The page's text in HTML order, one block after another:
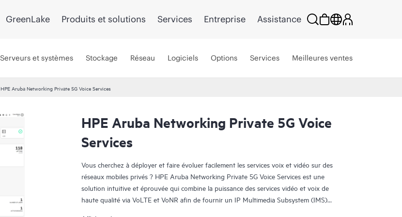
GreenLake Produits et solutions Services Entreprise Assistance
Serveurs et systèmes Stockage Réseau Logiciels Options Services Meilleures ventes
HPE Aruba Networking Private 5G Voice Services
HPE Aruba Networking Private 5G Voice
Services
Vous cherchez à déployer et faire évoluer facilement les services voix et vidéo sur des
réseaux mobiles privés ? HPE Aruba Networking Private 5G Voice Services est une
solution intuitive et éprouvée qui combine la puissance des services vidéo et voix de
haute qualité via VoLTE et VoNR afin de fournir un IP Multimedia Subsystem (IMS)